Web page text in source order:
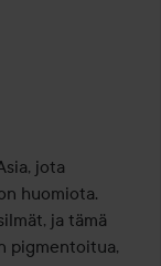
jota
huomiota.
ja tämä
pigmentoitua,